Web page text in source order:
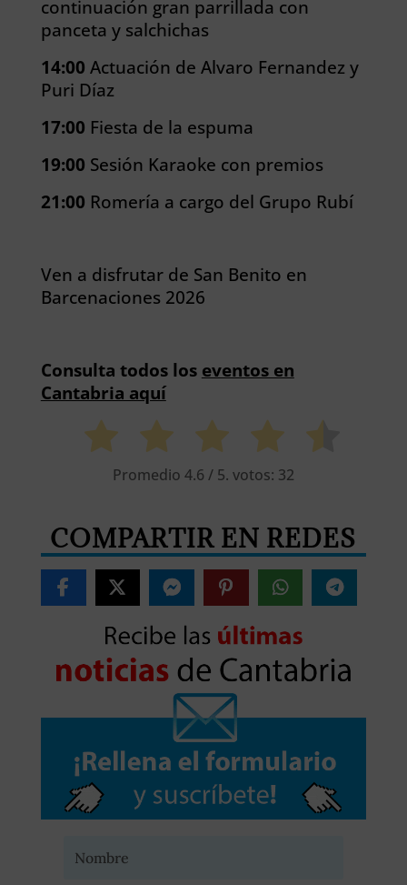
continuación gran parrillada con
panceta y salchichas
14:00 Actuación de Alvaro Fernandez y
Puri Díaz
17:00 Fiesta de la espuma
19:00 Sesión Karaoke con premios
21:00 Romería a cargo del Grupo Rubí
Ven a disfrutar de San Benito en
Barcenaciones 2026
Consulta todos los eventos en
Cantabria aquí
Promedio 4.6 / 5. votos: 32
COMPARTIR EN REDES